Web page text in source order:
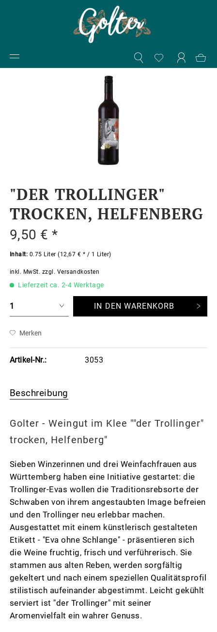
"DER TROLLINGER"
TROCKEN, HELFENBERG
9,50 € *
Inhalt: 0.75 Liter (12,67 € * / 1 Liter)
inkl. MwSt. zzgl. Versandkosten
Lieferzeit ca. 2-4 Werktage
IN DEN WARENKORB
Merken
Artikel-Nr.: 3053
Beschreibung
Golter - Weingut im Klee ""der Trollinger"
trocken, Helfenberg"
Sieben Winzerinnen und drei Weinfachfrauen aus
Württemberg haben eine Initiative gestartet: die
Trollinger-Evas wollen die Traditionsrebsorte der
Schwaben von ihrem angestaubten Image befreien
und den Trollinger neu erlebbar machen.
Ausgestattet mit einem künstlerisch gestalteten
Etikett - "Eva ohne Schlange" - präsentieren sich
die Weine fruchtig, frisch und verführerisch. Sie
stammen aus alten Reben, werden sorgfältig
gekeltert und nach einem speziellen Qualitätsprofil
stilistisch aufeinander abgestimmt. Leicht gekühlt
serviert ist "der Trollinger" mit seiner
Aromenvielfalt ein wahrer Genuss.